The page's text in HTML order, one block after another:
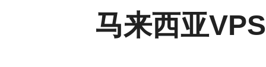
马来西亚